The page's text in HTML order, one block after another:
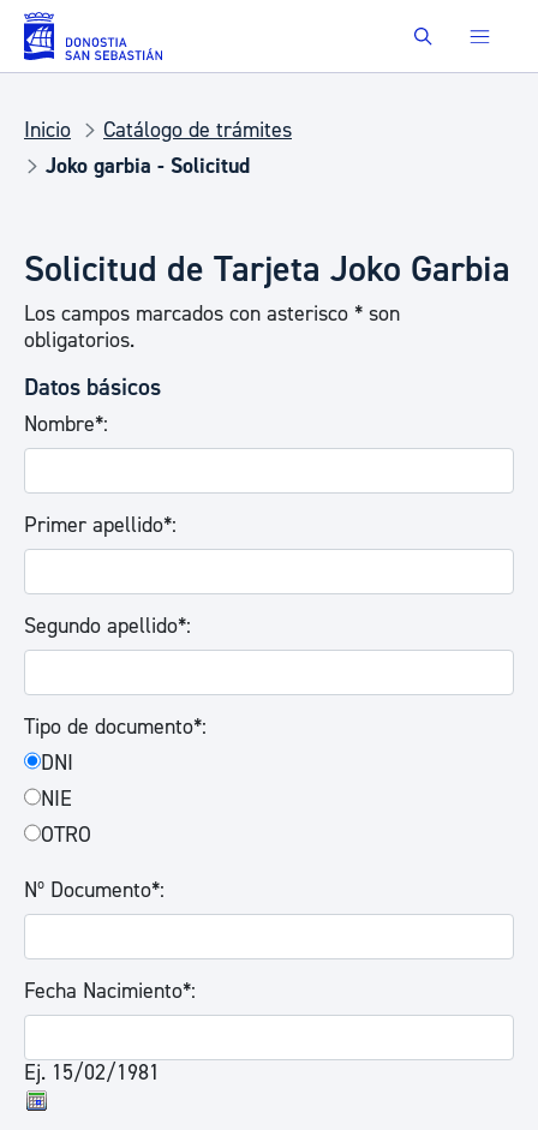
Saltar al contenido principal Buscar
Inicio
Catálogo de trámites
Joko garbia - Solicitud
Solicitud de Tarjeta Joko Garbia
Los campos marcados con asterisco * son
obligatorios.
Datos básicos
Nombre*:
Primer apellido*:
Segundo apellido*:
Tipo de documento*:
DNI
NIE
OTRO
Nº Documento*:
Fecha Nacimiento*:
Ej. 15/02/1981